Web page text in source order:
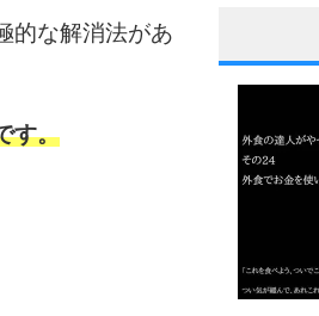
的な解消法があ
す。
1
3